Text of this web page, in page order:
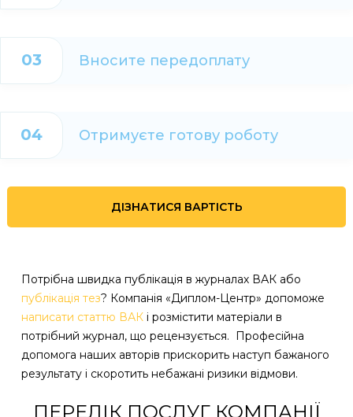
03 Вносите передоплату
04 Отримуєте готову роботу
ДІЗНАТИСЯ ВАРТІСТЬ
Потрібна швидка публікація в журналах ВАК або
публікація тез? Компанія «Диплом-Центр» допоможе
написати статтю ВАК і розмістити матеріали в
потрібний журнал, що рецензується. Професійна
допомога наших авторів прискорить наступ бажаного
результату і скоротить небажані ризики відмови.
ПЕРЕЛІК ПОСЛУГ КОМПАНІЇ